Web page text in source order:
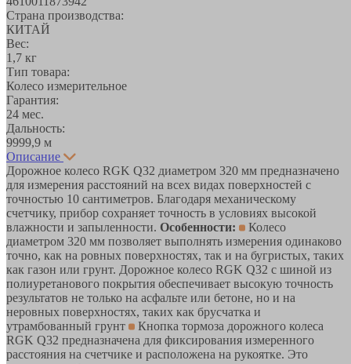
Страна производства:
КИТАЙ
Вес:
1,7 кг
Тип товара:
Колесо измерительное
Гарантия:
24 мес.
Дальность:
9999,9 м
Описание
Дорожное колесо RGK Q32 диаметром 320 мм предназначено
для измерения расстояний на всех видах поверхностей с
точностью 10 сантиметров. Благодаря механическому
счетчику, прибор сохраняет точность в условиях высокой
влажности и запыленности. Особенности:
Колесо
диаметром 320 мм позволяет выполнять измерения одинаково
точно, как на ровных поверхностях, так и на бугристых, таких
как газон или грунт. Дорожное колесо RGK Q32 с шиной из
полиуретанового покрытия обеспечивает высокую точность
результатов не только на асфальте или бетоне, но и на
неровных поверхностях, таких как брусчатка и
утрамбованный грунт
Кнопка тормоза дорожного колеса
RGK Q32 предназначена для фиксирования измеренного
расстояния на счетчике и расположена на рукоятке. Это